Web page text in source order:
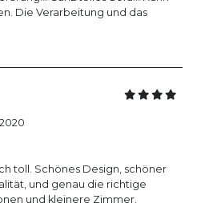
Die Verarbeitung und das
toll. Schönes Design, schöner
und genau die richtige
und kleinere Zimmer.